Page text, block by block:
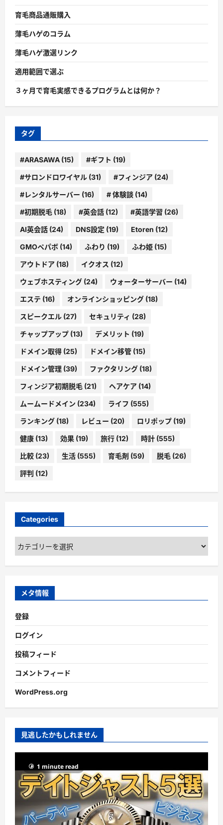
育毛商品通販購入
薄毛ハゲのコラム
薄毛ハゲ激選リンク
適用範囲で選ぶ
３ヶ月で育毛実感できるプログラムとは何か？
タグ
#ARASAWA (15) #ギフト (19)
#サロンドロワイヤル (31) #フィンジア (24)
#レンタルサーバー (16) # 体験談 (14)
#初期脱毛 (18) #英会話 (12) #英語学習 (26)
AI英会話 (24) DNS設定 (19) Etoren (12)
GMOペパボ (14) ふわり (19) ふわ姫 (15)
アウトドア (18) イクオス (12)
ウェブホスティング (24) ウォーターサーバー (14)
エステ (16) オンラインショッピング (18)
スピークエル (27) セキュリティ (28)
チャップアップ (13) デメリット (19)
ドメイン取得 (25) ドメイン移管 (15)
ドメイン管理 (39) ファクタリング (18)
フィンジア初期脱毛 (21) ヘアケア (14)
ムームードメイン (234) ライフ (555)
ランキング (18) レビュー (20) ロリポップ (19)
健康 (13) 効果 (19) 旅行 (12) 時計 (555)
比較 (23) 生活 (555) 育毛剤 (59) 脱毛 (26)
評判 (12)
Categories
Categories
メタ情報
登録
ログイン
投稿フィード
コメントフィード
WordPress.org
見逃したかもしれません
1 minute read